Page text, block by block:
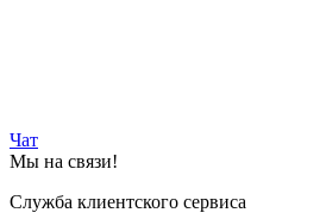
Чат
Мы на связи!
Служба клиентского сервиса